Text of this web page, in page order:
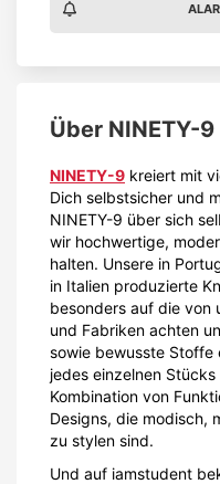
Über NINETY-9
NINETY-9 kreiert mit
Dich selbstsicher und
NINETY-9 über sich
wir hochwertige,
halten. Unsere in
in Italien produzierte
besonders auf die von
und Fabriken achten
sowie bewusste Stoffe
jedes einzelnen
Kombination von
Designs, die modisch,
zu stylen sind.
Und auf iamstudent